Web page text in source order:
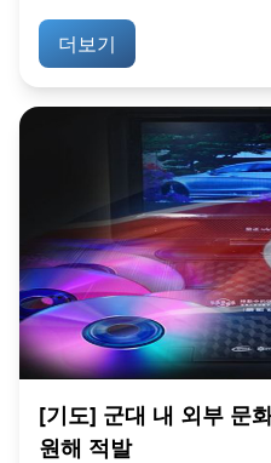
더보기
[기도] 군대 내 외부 문
원해 적발